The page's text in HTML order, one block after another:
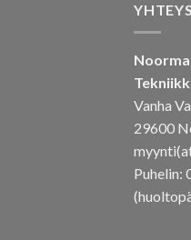
Vanha
29600
Puhelin: